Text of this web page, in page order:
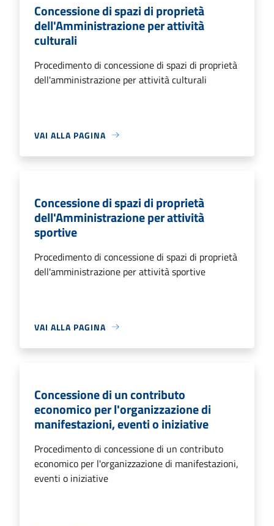
Concessione di spazi di proprietà
dell'Amministrazione per attività
culturali
Procedimento di concessione di spazi di proprietà
dell'amministrazione per attività culturali
VAI ALLA PAGINA
Concessione di spazi di proprietà
dell'Amministrazione per attività
sportive
Procedimento di concessione di spazi di proprietà
dell'amministrazione per attività sportive
VAI ALLA PAGINA
Concessione di un contributo
economico per l'organizzazione di
manifestazioni, eventi o iniziative
Procedimento di concessione di un contributo
economico per l'organizzazione di manifestazioni,
eventi o iniziative